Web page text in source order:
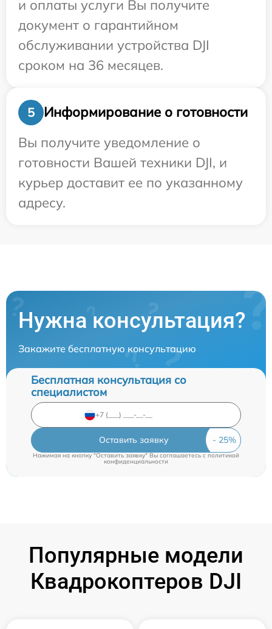
и оплаты услуги Вы получите
документ о гарантийном
обслуживании устройства DJI
сроком на 36 месяцев.
5
Информирование о готовности
Вы получите уведомление о
готовности Вашей техники DJI, и
курьер доставит ее по указанному
адресу.
Нужна консультация?
Закажите бесплатную консультацию
Бесплатная консультация со
специалистом
Оставить заявку
Нажимая на кнопку "Оставить заявку" Вы соглашаетесь cполитикой
конфиденциальности
Популярные модели
Квадрокоптеров DJI